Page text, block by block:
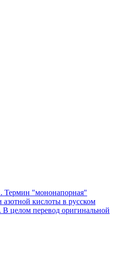
Термин "мононапорная"
кислоты в русском
В целом перевод оригинальной